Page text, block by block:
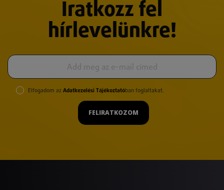
Iratkozz fel
hírlevelünkre!
Elfogadom az Adatkezelési Tájékoztatóban foglaltakat.
FELIRATKOZOM